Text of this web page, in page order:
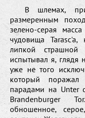
В шлемах,
размеренным
зелено-серая
чудовища
липкой страшной
испытывал я, глядя
уже не того
который
парадами на Unter
Brandenburger
обношенное,